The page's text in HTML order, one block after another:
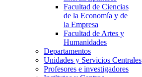
Facultad de Ciencias
de la Economía y de
la Empresa
Facultad de Artes y
Humanidades
Departamentos
Unidades y Servicios Centrales
Profesores e investigadores